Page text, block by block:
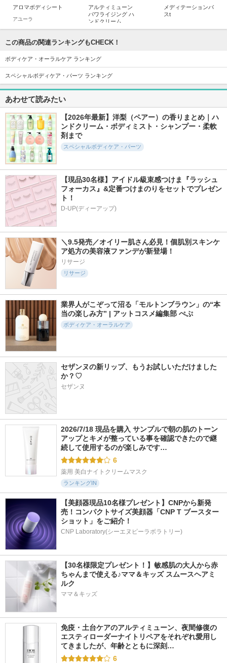
アロマボディシート
アユーラ
アルティミューン
パワライジング ハ
ンドクリーム
メディテーションバ
スt
5.2
2971件
ボディミルク ブラ
イトニング＆エイジ
ングケア＜医薬部外
品＞
ファンケル
ディープモイスチャ
ースプレー
キュレル
ビューティハンドセ
ラム リンクル＆ブ
ライト
5.4
1578件
ボディウォッシュ B
EE HUG
HACCI(ハッチ)
キュレル ディオール
APフェイス＆ボデ
ィ乳液
ケアセラ
5.3
580件
リフレッシング デ
オドラントミスト
5.4
2273件
ナイトリートバス
5.1
2344件
iroha INTIMATE WA
SH【FOAM TYPE】
iroha INTIMATE CAR
BARTH タカミ
この商品の関連ランキングもCHECK！
ボディケア・オーラルケア ランキング
スペシャルボディケア・パーツ ランキング
あわせて読みたい
【2026年最新】洋梨（ペアー）の香りまとめ｜ハ
ンドクリーム・ボディミスト・シャンプー・柔軟
剤まで
スペシャルボディケア・パーツ
【現品30名様】アイドル級束感つけま『ラッシュ
フォーカス』&定番つけまのりをセットでプレゼン
ト！
D-UP(ディーアップ)
＼9.5発売／オイリー肌さん必見！個肌別スキンケ
ア処方の美容液ファンデが新登場！
リサージ
リサージ
業界人がこぞって沼る「モルトンブラウン」の“本
当の楽しみ方” | アットコスメ編集部 ぺぷ
ボディケア・オーラルケア
セザンヌの新リップ、もうお試しいただけました
か？♡
セザンヌ
2026/7/18 現品を購入 サンプルで朝の肌のトーン
アップとキメが整っている事を確認できたので継
続して使用するのが楽しみです…
6
薬用 美白ナイトクリームマスク
ランキングIN
【美顔器現品10名様プレゼント】CNPから新発
売！コンパクトサイズ美顔器「CNP T ブースター
ショット」をご紹介！
CNP Laboratory(シーエヌピーラボラトリー)
【30名様限定プレゼント！】敏感肌の大人から赤
ちゃんまで使える♪ママ＆キッズ スムースヘアミ
ルク
ママ＆キッズ
免疫・土台ケアのアルティミューン、夜間修復の
エスティローダーナイトリペアをそれぞれ愛用し
てきましたが、年齢とともに深刻…
6